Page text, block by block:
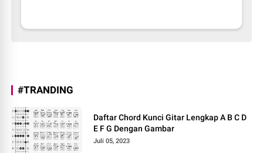
#TRANDING
Daftar Chord Kunci Gitar Lengkap A B C D
E F G Dengan Gambar
Juli 05, 2023